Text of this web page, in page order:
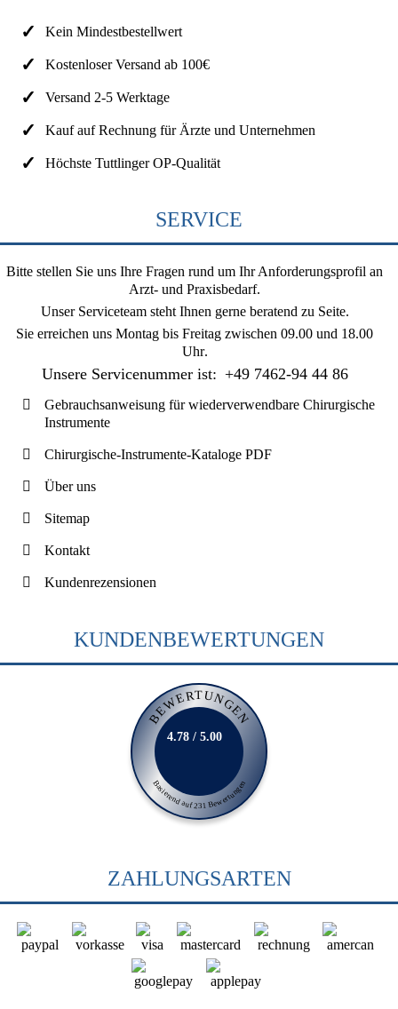
Kein Mindestbestellwert
Kostenloser Versand ab 100€
Versand 2-5 Werktage
Kauf auf Rechnung für Ärzte und Unternehmen
Höchste Tuttlinger OP-Qualität
SERVICE
Bitte stellen Sie uns Ihre Fragen rund um Ihr Anforderungsprofil an
Arzt- und Praxisbedarf.
Unser Serviceteam steht Ihnen gerne beratend zu Seite.
Sie erreichen uns Montag bis Freitag zwischen 09.00 und 18.00
Uhr.
Unsere Servicenummer ist: +49 7462-94 44 86
Gebrauchsanweisung für wiederverwendbare Chirurgische
Instrumente
Chirurgische-Instrumente-Kataloge PDF
Über uns
Sitemap
Kontakt
Kundenrezensionen
KUNDENBEWERTUNGEN
BEWERTUNGEN
Basierend auf 231 Bewertungen
4.78 / 5.00
ZAHLUNGSARTEN